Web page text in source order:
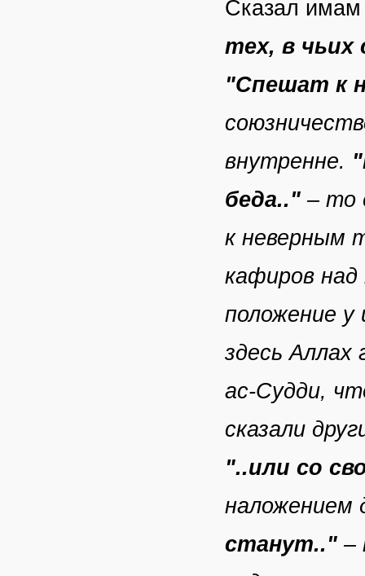
Сказал
тех, в чьих
"Спешат к
внутренне.
беда.." – то
к неверным
кафиров
положение у
здесь Аллах
ас-Судди,
сказали
"..или со
наложением
станут.." –